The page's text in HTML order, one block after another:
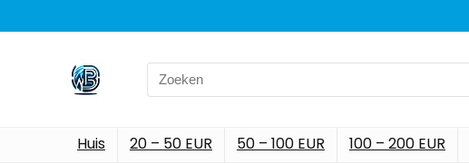
Search
for:
Huis 20 – 50 EUR 50 – 100 EUR 100 – 200 EUR